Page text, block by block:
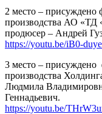
2 место – присуждено
производства АО «ТД
продюсер – Андрей
https://youtu.be/iB0-
3 место – присуждено
производства
Людмила
Геннадьевич.
https://youtu.be/